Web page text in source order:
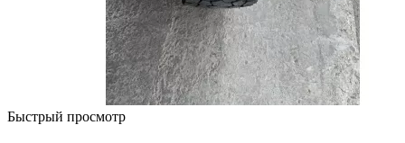
Быстрый просмотр